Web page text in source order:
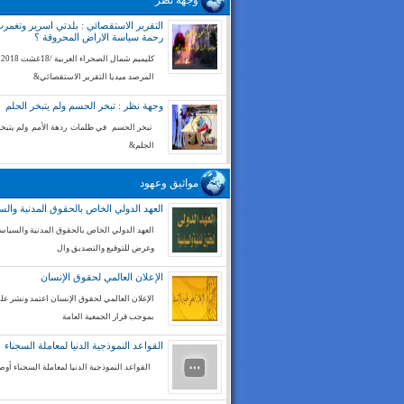
التقرير الاستقصائي : بلدتي اسرير
رحمة سياسة الاراض المحروقة ؟
المرصد ميديا التقرير الاستقصائي&
وجهة نظر : تبخر الحسم ولم يتبخر الحلم
تبخر الحسم في ظلمات ردهة الأمم ولم
الحلم&
مواثيق وعهود
العهد الدولي الخاص بالحقوق المدنية
العهد الدولي الخاص بالحقوق المدنية
وعرض للتوقيع والتصديق وال
الإعلان العالمي لحقوق الإنسان
الإعلان العالمي لحقوق الإنسان اعتمد ونشر
بموجب قرار الجمعية العامة
القواعد النموذجية الدنيا لمعاملة السجناء
القواعد النموذجية الدنيا لمعاملة السجناء